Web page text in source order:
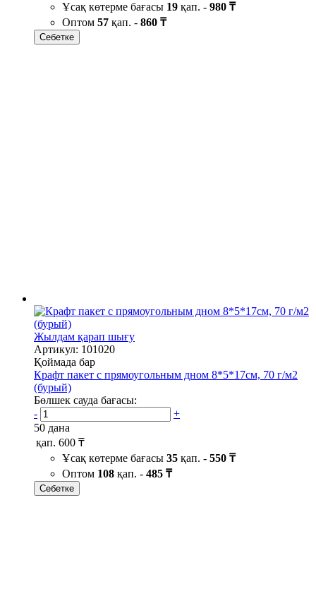
Ұсақ көтерме бағасы 19 қап. - 980 ₸
Оптом 57 қап. - 860 ₸
Себетке
Жылдам қарап шығу
Артикул: 101020
Қоймада бар
Крафт пакет с прямоугольным дном 8*5*17см, 70 г/м2
(бурый)
Бөлшек сауда бағасы:
-
+
50 дана
қап. 600 ₸
Ұсақ көтерме бағасы 35 қап. - 550 ₸
Оптом 108 қап. - 485 ₸
Себетке